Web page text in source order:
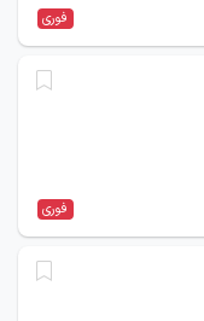
فوری
فوری